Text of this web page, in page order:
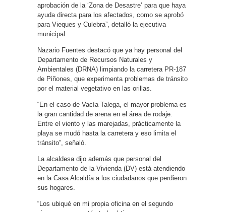
aprobación de la ‘Zona de Desastre’ para que haya
ayuda directa para los afectados, como se aprobó
para Vieques y Culebra”, detalló la ejecutiva
municipal.
Nazario Fuentes destacó que ya hay personal del
Departamento de Recursos Naturales y
Ambientales (DRNA) limpiando la carretera PR-187
de Piñones, que experimenta problemas de tránsito
por el material vegetativo en las orillas.
“En el caso de Vacía Talega, el mayor problema es
la gran cantidad de arena en el área de rodaje.
Entre el viento y las marejadas, prácticamente la
playa se mudó hasta la carretera y eso limita el
tránsito”, señaló.
La alcaldesa dijo además que personal del
Departamento de la Vivienda (DV) está atendiendo
en la Casa Alcaldía a los ciudadanos que perdieron
sus hogares.
“Los ubiqué en mi propia oficina en el segundo